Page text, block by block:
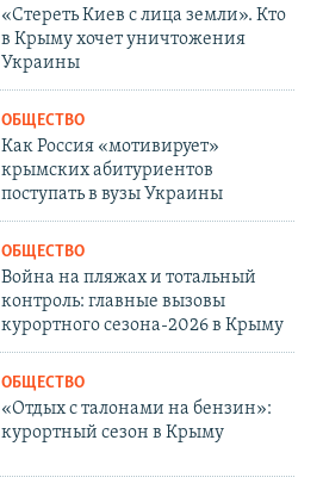
«Стереть Киев с лица земли». Кто
в Крыму хочет уничтожения
Украины
ОБЩЕСТВО
Как Россия «мотивирует»
крымских абитуриентов
поступать в вузы Украины
ОБЩЕСТВО
Война на пляжах и тотальный
контроль: главные вызовы
курортного сезона-2026 в Крыму
ОБЩЕСТВО
«Отдых с талонами на бензин»:
курортный сезон в Крыму